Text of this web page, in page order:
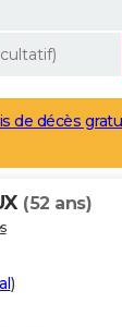
de décès
(52 ans)
)